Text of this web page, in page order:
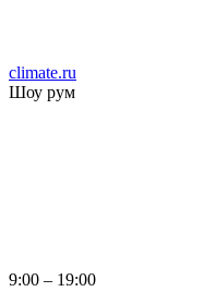
climate.ru
Шоу рум
9:00 – 19:00